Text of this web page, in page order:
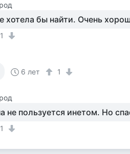
хотела бы найти. Очень
1
6 лет 1
не пользуется инетом. Но
1